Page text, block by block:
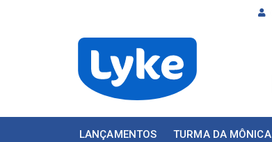
LANÇAMENTOS TURMA DA MÔNICA